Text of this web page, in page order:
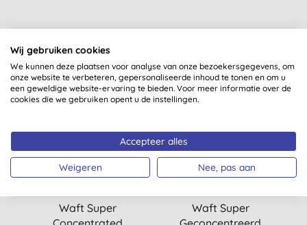
Misschien ook iets voor jou
-15%
Waft Super
-15%
Waft Super
Wij gebruiken cookies
We kunnen deze plaatsen voor analyse van onze bezoekersgegevens, om
onze website te verbeteren, gepersonaliseerde inhoud te tonen en om u
een geweldige website-ervaring te bieden. Voor meer informatie over de
cookies die we gebruiken opent u de instellingen.
Accepteer alles
Weigeren Nee, pas aan